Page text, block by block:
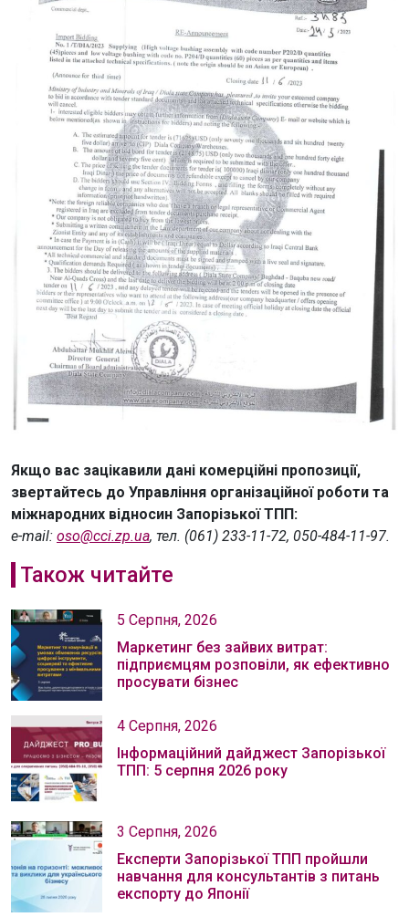
Якщо вас зацікавили дані комерційні пропозиції,
звертайтесь до Управління організаційної роботи та
міжнародних відносин Запорізької ТПП:
e-mail: oso@cci.zp.ua, тел. (061) 233-11-72, 050-484-11-97.
Також читайте
5 Серпня, 2026
Маркетинг без зайвих витрат:
підприємцям розповіли, як ефективно
просувати бізнес
4 Серпня, 2026
Інформаційний дайджест Запорізької
ТПП: 5 серпня 2026 року
3 Серпня, 2026
Експерти Запорізької ТПП пройшли
навчання для консультантів з питань
експорту до Японії